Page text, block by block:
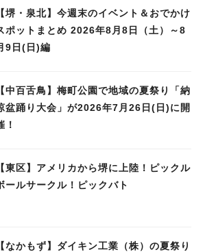
【堺・泉北】今週末のイベント＆おでかけ
ポットまとめ 2026年8月8日（土）～8
9日(日)編
【中百舌鳥】梅町公園で地域の夏祭り「納
盆踊り大会」が2026年7月26日(日)に開
！
【東区】アメリカから堺に上陸！ピックル
ールサークル！ピックバト
【なかもず】ダイキン工業（株）の夏祭り